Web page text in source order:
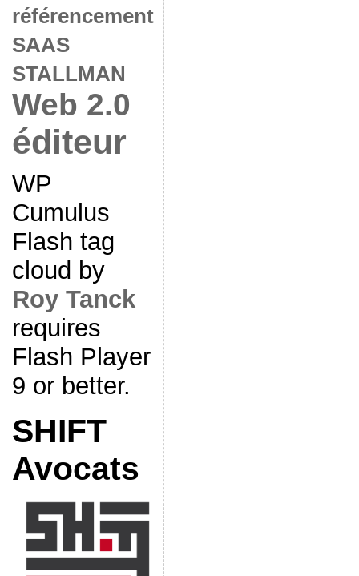
référencement
SAAS
STALLMAN
Web 2.0
éditeur
WP
Cumulus
Flash tag
cloud by
Roy Tanck
requires
Flash Player
9 or better.
SHIFT
Avocats